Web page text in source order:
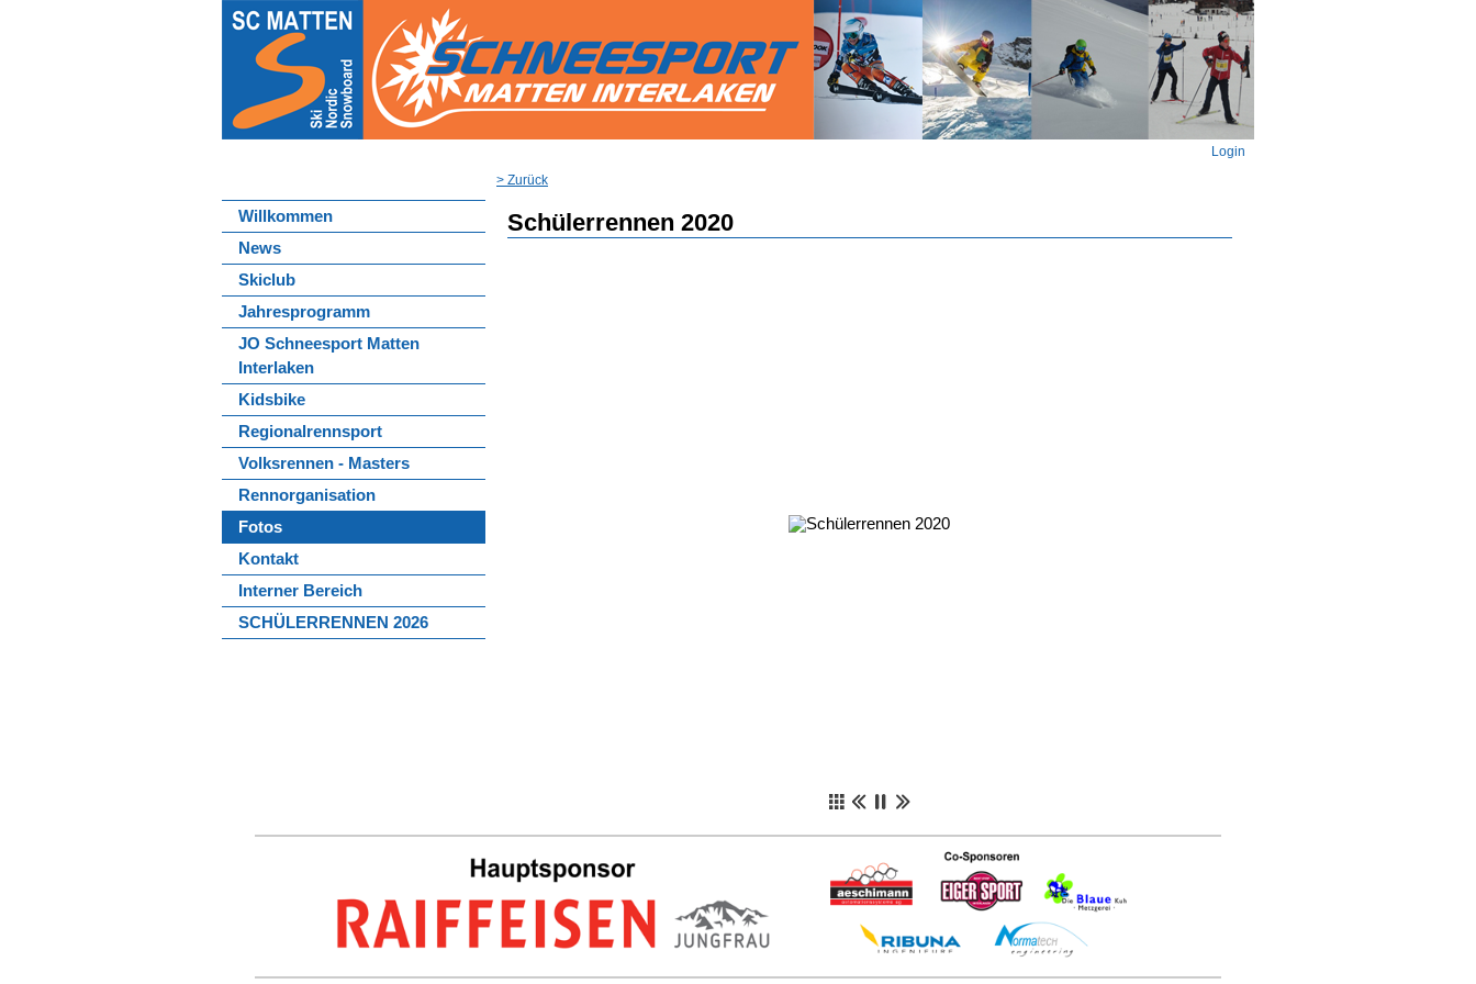
Login
Willkommen
News
Skiclub
Jahresprogramm
JO Schneesport Matten
Interlaken
Kidsbike
Regionalrennsport
Volksrennen - Masters
Rennorganisation
Fotos
Kontakt
Interner Bereich
SCHÜLERRENNEN 2026
> Zurück
Schülerrennen 2020